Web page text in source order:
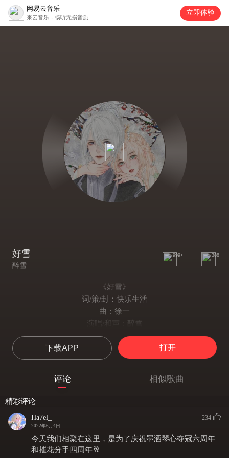
网易云音乐
来云音乐，畅听无损音质
立即体验
好雪
醉雪
999+ 388
《好雪》
词/策/封：快乐生活
曲：徐一
演唱/和声：醉雪
后期：漫漫
天宝年间吹一场淋漓大雪
从华山之巅到天山冰谷间
站进最盛大的梦里面
在梦里 看烟火 看月亮
下载APP 打开
评论 相似歌曲
精彩评论
Ha7el_
2022年6月4日
234
今天我们相聚在这里，是为了庆祝墨洒琴心夺冠六周年
和摧花分手四周年🥂